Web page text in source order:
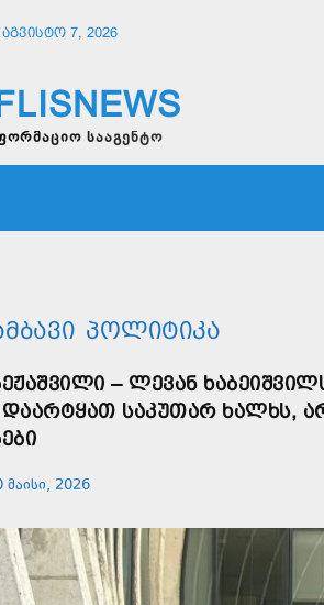
7, 2026
სააგენტო
ᲞᲝᲚᲘᲢᲘᲙᲐ
– ᲚᲔᲕᲐᲜ
ᲡᲐᲙᲣᲗᲐᲠ ᲮᲐᲚᲮᲡ,
მაისი, 2026